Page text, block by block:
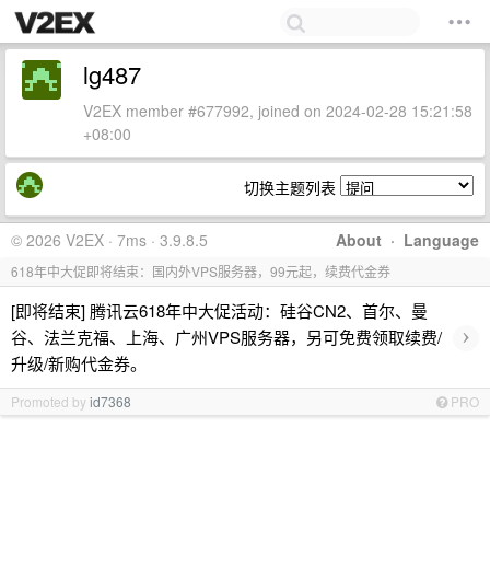
lg487
V2EX member #677992, joined on 2024-02-28 15:21:58
+08:00
切换主题列表
About · Language
© 2026 V2EX · 7ms · 3.9.8.5
618年中大促即将结束：国内外VPS服务器，99元起，续费代金券
[即将结束] 腾讯云618年中大促活动：硅谷CN2、首尔、曼
谷、法兰克福、上海、广州VPS服务器，另可免费领取续费/
升级/新购代金券。
›
Promoted byid7368 PRO